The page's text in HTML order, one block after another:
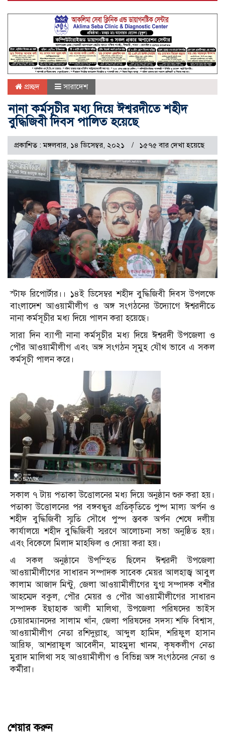
প্রচ্ছদ সারাদেশ
নানা কর্মসূচীর মধ্য দিয়ে ঈশ্বরদীতে শহীদ
বুদ্ধিজিবী দিবস পালিত হয়েছে
প্রকাশিত : মঙ্গলবার, ১৪ ডিসেম্বর, ২০২১ ১৫৭৫ বার দেখা হয়েছে
স্টাফ রিপোর্টার।। ১৪ই ডিসেম্বর শহীদ বুদ্ধিজিবী দিবস উপলক্ষে
বাংলাদেশ আওয়ামীলীগ ও অঙ্গ সংগঠনের উদ্যোগে ঈশ্বরদীতে
নানা কর্মসূচীর মধ্য দিয়ে পালন করা হয়েছে।
সারা দিন ব্যাপী নানা কর্মসূচীর মধ্য দিয়ে ঈশ্বরদী উপজেলা ও
পৌর আওয়ামীলীগ এবং অঙ্গ সংগঠন সূমুহ যৌথ ভাবে এ সকল
কর্মসূচী পালন করে।
সকাল ৭ টায় পতাকা উত্তোলনের মধ্য দিয়ে অনুষ্ঠান শুরু করা হয়।
পতাকা উত্তোলনের পর বঙ্গবন্ধুর প্রতিকৃতিতে পুষ্প মাল্য অর্পন ও
শহীদ বুদ্ধিজিবী স্মৃতি সৌধে পুস্প স্তবক অর্পন শেষে দলীয়
কার্যালয়ে শহীদ বুদ্ধিজিবী স্মরণে আলোচনা সভা অনুষ্ঠিত হয়।
এবং বিকেলে মিলাদ মাহফিল ও দোয়া করা হয়।
এ সকল অনুষ্ঠানে উপস্হিত ছিলেন ঈশ্বরদী উপজেলা
আওয়ামীলীগের সাধারন সম্পাদক সাবেক মেয়র আলহাজ্ব আবুল
কালাম আজাদ মিন্টু, জেলা আওয়ামীলীগের যুগ্ম সম্পাদক বশীর
আহম্মেদ বকুল, পৌর মেয়র ও পৌর আওয়ামীলীগের সাধারন
সম্পাদক ইছাহাক আলী মালিথা, উপজেলা পরিষদের ভাইস
চেয়ারম্যানদের সালাম খাঁন, জেলা পরিষদের সদস্য শফি বিশ্বাস,
আওয়ামীলীগ নেতা রশিদুল্লাহ্, আব্দুল হামিদ, শরিফুল হাসান
আরিফ, আশরাফুল আবেদীন, মাহমুদা খানম, কৃষকলীগ নেতা
মুরাদ মালিথা সহ আওয়ামীলীগ ও বিভিন্ন অঙ্গ সংগঠনের নেতা ও
কর্মীরা।
শেয়ার করুন